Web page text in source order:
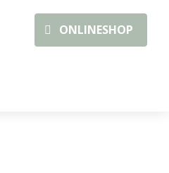
ONLINESHOP